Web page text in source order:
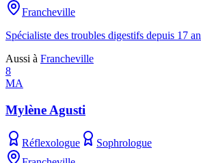
Francheville
Spécialiste des troubles digestifs depuis 17
Aussi à Francheville
8
MA
Mylène Agusti
Réflexologue
Sophrologue